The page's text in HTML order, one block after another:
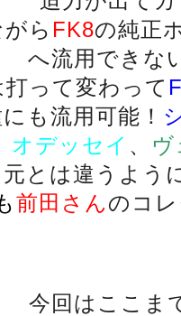
ら FK8の純正
へ流用できな
って変わって
も流用可能！
オデッセイ 、 ヴ
元とは違うよう
前田さんのコ
今回はここま